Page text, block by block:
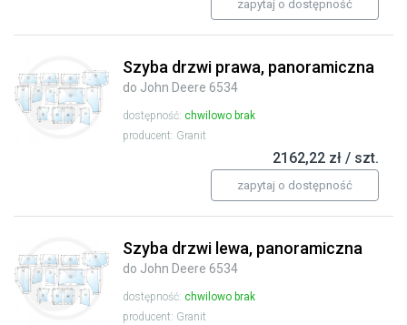
zapytaj o dostępność
Szyba drzwi prawa, panoramiczna
do John Deere 6534
dostępność: chwilowo brak
producent: Granit
2162,22 zł / szt.
zapytaj o dostępność
Szyba drzwi lewa, panoramiczna
do John Deere 6534
dostępność: chwilowo brak
producent: Granit